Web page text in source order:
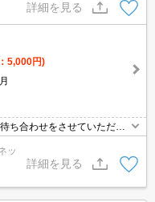
詳細を見る
5,000円)
ち合わせをさせていただき
のお迎えサービスも実施中
－０９９」にお気軽にお問
ッ
詳細を見る